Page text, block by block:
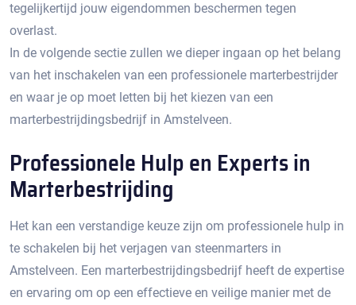
tegelijkertijd jouw eigendommen beschermen tegen
overlast.​
In de volgende sectie zullen we dieper ingaan op het belang
van het inschakelen van een professionele marterbestrijder
en waar je op moet letten bij het kiezen van een
marterbestrijdingsbedrijf in Amstelveen.
Professionele Hulp en Experts in
Marterbestrijding
Het kan een verstandige keuze zijn om professionele hulp in
te schakelen bij het verjagen van steenmarters in
Amstelveen.​ Een marterbestrijdingsbedrijf heeft de expertise
en ervaring om op een effectieve en veilige manier met de